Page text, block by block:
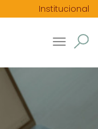
Institucional
Toggle